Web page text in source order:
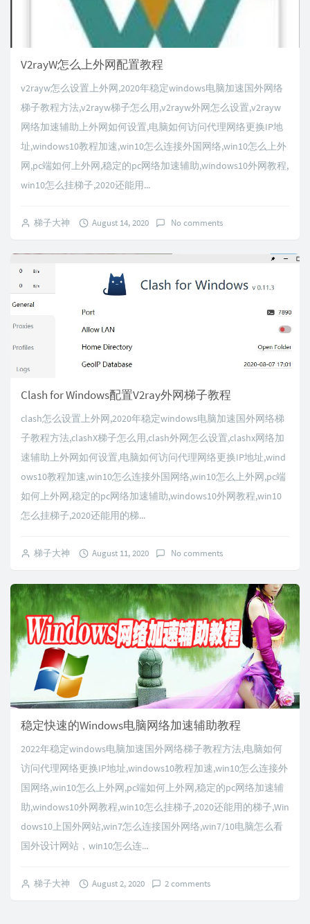
V2rayW怎么上外网配置教程
v2rayw怎么设置上外网,2020年稳定windows电脑加速国外网络
梯子教程方法,v2rayw梯子怎么用,v2rayw外网怎么设置,v2rayw
网络加速辅助上外网如何设置,电脑如何访问代理网络更换IP地
址,windows10教程加速,win10怎么连接外国网络,win10怎么上外
网,pc端如何上外网,稳定的pc网络加速辅助,windows10外网教程,
win10怎么挂梯子,2020还能用...
梯子大神 August 14, 2020 No comments
Clash for Windows配置V2ray外网梯子教程
clash怎么设置上外网,2020年稳定windows电脑加速国外网络梯
子教程方法,clashX梯子怎么用,clash外网怎么设置,clashx网络加
速辅助上外网如何设置,电脑如何访问代理网络更换IP地址,wind
ows10教程加速,win10怎么连接外国网络,win10怎么上外网,pc端
如何上外网,稳定的pc网络加速辅助,windows10外网教程,win10
怎么挂梯子,2020还能用的梯...
梯子大神 August 11, 2020 No comments
稳定快速的Windows电脑网络加速辅助教程
2022年稳定windows电脑加速国外网络梯子教程方法,电脑如何
访问代理网络更换IP地址,windows10教程加速,win10怎么连接外
国网络,win10怎么上外网,pc端如何上外网,稳定的pc网络加速辅
助,windows10外网教程,win10怎么挂梯子,2020还能用的梯子,Win
dows10上国外网站,win7怎么连接国外网络,win7/10电脑怎么看
国外设计网站，win10怎么连...
梯子大神 August 2, 2020 2 comments